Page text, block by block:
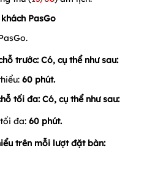
PasGo
trước: Có, cụ thể như sau:
60 phút.
tối đa: Có, cụ thể như sau:
đa: 60 phút.
trên mỗi lượt đặt bàn: